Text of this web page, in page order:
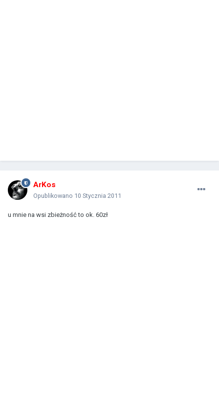
ArKos
Opublikowano 10 Stycznia 2011
u mnie na wsi zbieżność to ok. 60zł